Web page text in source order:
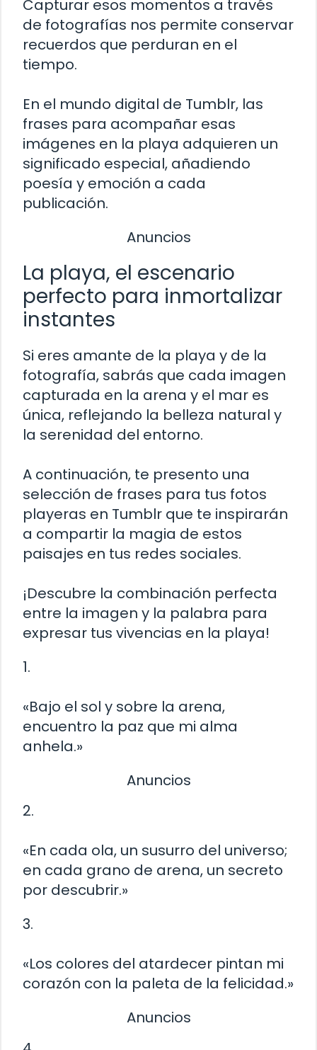
Capturar esos momentos a través
de fotografías nos permite conservar
recuerdos que perduran en el
tiempo.
En el mundo digital de Tumblr, las
frases para acompañar esas
imágenes en la playa adquieren un
significado especial, añadiendo
poesía y emoción a cada
publicación.
Anuncios
La playa, el escenario
perfecto para inmortalizar
instantes
Si eres amante de la playa y de la
fotografía, sabrás que cada imagen
capturada en la arena y el mar es
única, reflejando la belleza natural y
la serenidad del entorno.
A continuación, te presento una
selección de frases para tus fotos
playeras en Tumblr que te inspirarán
a compartir la magia de estos
paisajes en tus redes sociales.
¡Descubre la combinación perfecta
entre la imagen y la palabra para
expresar tus vivencias en la playa!
1.
«Bajo el sol y sobre la arena,
encuentro la paz que mi alma
anhela.»
Anuncios
2.
«En cada ola, un susurro del universo;
en cada grano de arena, un secreto
por descubrir.»
3.
«Los colores del atardecer pintan mi
corazón con la paleta de la felicidad.»
Anuncios